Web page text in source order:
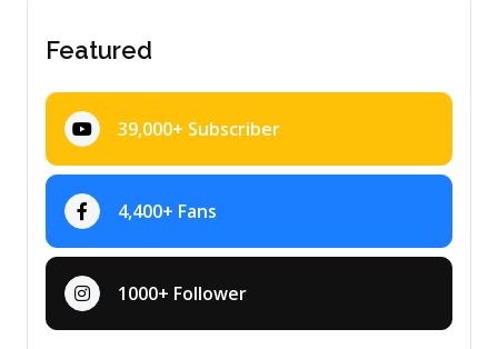
Featured
39,000+ Subscriber
4,400+ Fans
1000+ Follower